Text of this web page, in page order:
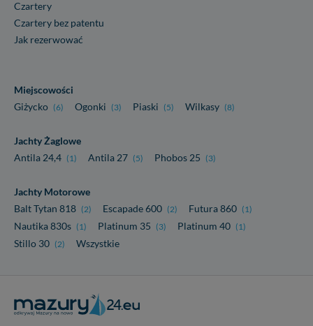
Czartery
Czartery bez patentu
Jak rezerwować
Miejscowości
Giżycko (6) Ogonki (3) Piaski (5) Wilkasy (8)
Jachty Żaglowe
Antila 24,4 (1) Antila 27 (5) Phobos 25 (3)
Jachty Motorowe
Balt Tytan 818 (2) Escapade 600 (2) Futura 860 (1)
Nautika 830s (1) Platinum 35 (3) Platinum 40 (1)
Stillo 30 (2) Wszystkie